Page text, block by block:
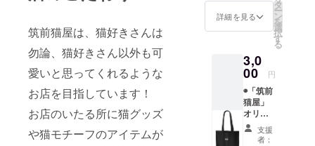
筑前猫屋は、猫好きさんは
勿論、猫好きさん以外も可
愛いと思ってくれるような
お店を目指しています！
お店のいたる所に猫グッズ
や猫モチーフのアイテムが
ド）
グン♪
お家で
アウト
ドアに
も✩ ＊
画像は
サンプ
ルとな
ります
ので実
詳細を見る
タ
ー
ン
を
選
択
す
る
3,0
00 円
◉「筑前
猫屋」
オリジ
ナル
トート
支援
者：